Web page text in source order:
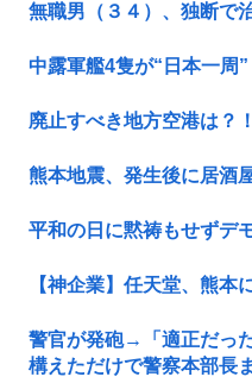
無職男（３４）、独断で
中露軍艦4隻が“日本一周”
廃止すべき地方空港は？！
熊本地震、発生後に居酒
平和の日に黙祷もせずデ
【神企業】任天堂、熊本
警官が発砲→「適正だっ
構えただけで警察本部長